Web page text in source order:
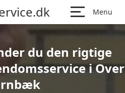
Menu
du den rigtige
i Over